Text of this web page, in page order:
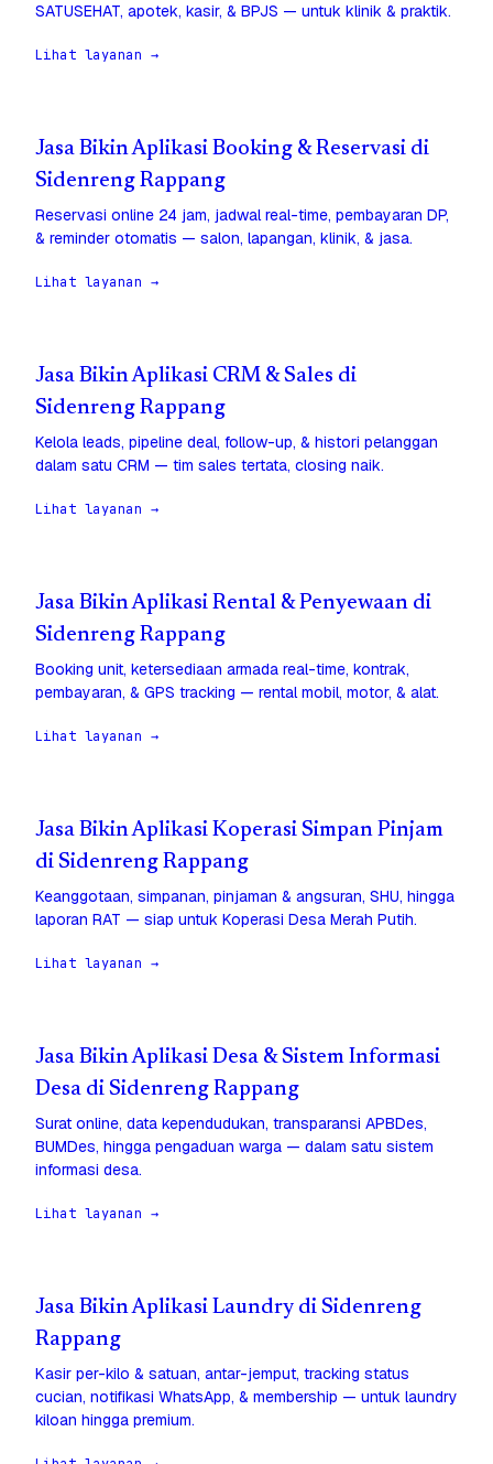
SATUSEHAT, apotek, kasir, & BPJS — untuk klinik & praktik.
Lihat layanan →
Jasa Bikin Aplikasi Booking & Reservasi di
Sidenreng Rappang
Reservasi online 24 jam, jadwal real-time, pembayaran DP,
& reminder otomatis — salon, lapangan, klinik, & jasa.
Lihat layanan →
Jasa Bikin Aplikasi CRM & Sales di
Sidenreng Rappang
Kelola leads, pipeline deal, follow-up, & histori pelanggan
dalam satu CRM — tim sales tertata, closing naik.
Lihat layanan →
Jasa Bikin Aplikasi Rental & Penyewaan di
Sidenreng Rappang
Booking unit, ketersediaan armada real-time, kontrak,
pembayaran, & GPS tracking — rental mobil, motor, & alat.
Lihat layanan →
Jasa Bikin Aplikasi Koperasi Simpan Pinjam
di Sidenreng Rappang
Keanggotaan, simpanan, pinjaman & angsuran, SHU, hingga
laporan RAT — siap untuk Koperasi Desa Merah Putih.
Lihat layanan →
Jasa Bikin Aplikasi Desa & Sistem Informasi
Desa di Sidenreng Rappang
Surat online, data kependudukan, transparansi APBDes,
BUMDes, hingga pengaduan warga — dalam satu sistem
informasi desa.
Lihat layanan →
Jasa Bikin Aplikasi Laundry di Sidenreng
Rappang
Kasir per-kilo & satuan, antar-jemput, tracking status
cucian, notifikasi WhatsApp, & membership — untuk laundry
kiloan hingga premium.